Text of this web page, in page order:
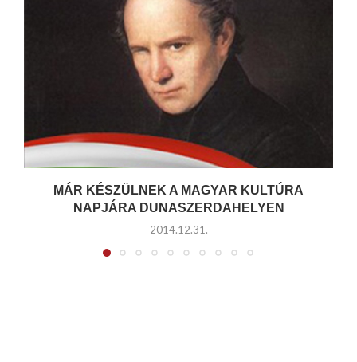
MÁR KÉSZÜLNEK A MAGYAR KULTÚRA
NAPJÁRA DUNASZERDAHELYEN
2014.12.31.